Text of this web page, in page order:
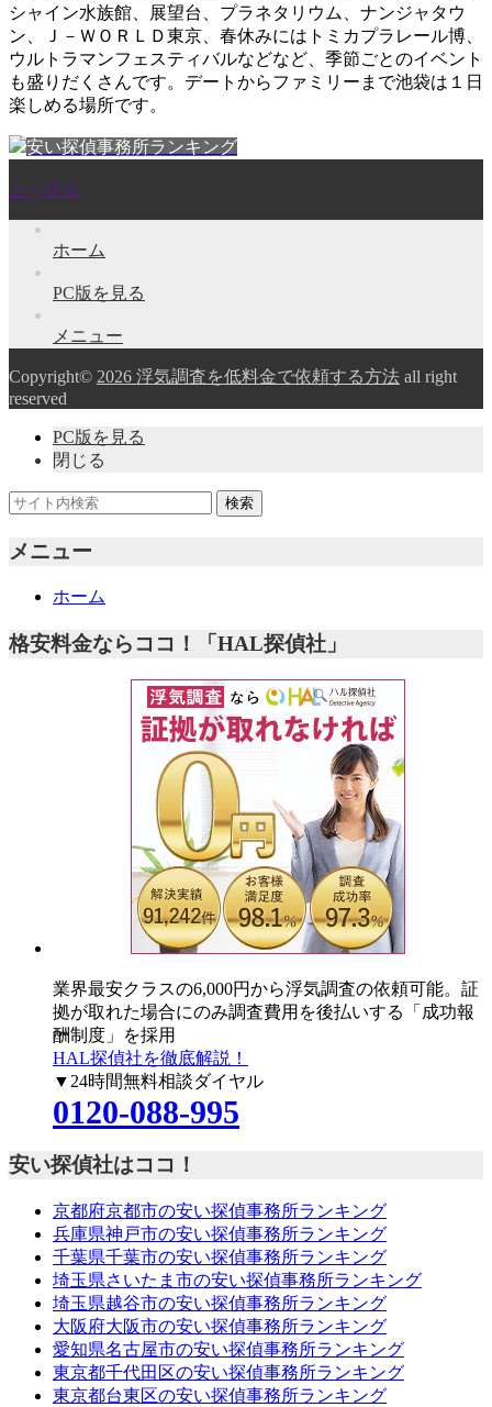
シャイン水族館、展望台、プラネタリウム、ナンジャタウ
ン、Ｊ－ＷＯＲＬＤ東京、春休みにはトミカプラレール博、
ウルトラマンフェスティバルなどなど、季節ごとのイベント
も盛りだくさんです。デートからファミリーまで池袋は１日
楽しめる場所です。
安い探偵事務所ランキング
上へ戻る
ホーム
PC版を見る
メニュー
Copyright© 2026 浮気調査を低料金で依頼する方法 all right
reserved
PC版を見る
閉じる
メニュー
ホーム
格安料金ならココ！「HAL探偵社」
業界最安クラスの6,000円から浮気調査の依頼可能。証
拠が取れた場合にのみ調査費用を後払いする「成功報
酬制度」を採用
HAL探偵社を徹底解説！
▼24時間無料相談ダイヤル
0120-088-995
安い探偵社はココ！
京都府京都市の安い探偵事務所ランキング
兵庫県神戸市の安い探偵事務所ランキング
千葉県千葉市の安い探偵事務所ランキング
埼玉県さいたま市の安い探偵事務所ランキング
埼玉県越谷市の安い探偵事務所ランキング
大阪府大阪市の安い探偵事務所ランキング
愛知県名古屋市の安い探偵事務所ランキング
東京都千代田区の安い探偵事務所ランキング
東京都台東区の安い探偵事務所ランキング